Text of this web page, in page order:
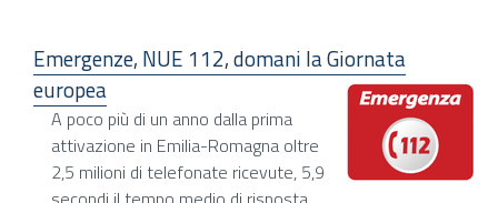
Emergenze, NUE 112, domani la Giornata
europea
A poco più di un anno dalla prima
attivazione in Emilia-Romagna oltre
2,5 milioni di telefonate ricevute, 5,9